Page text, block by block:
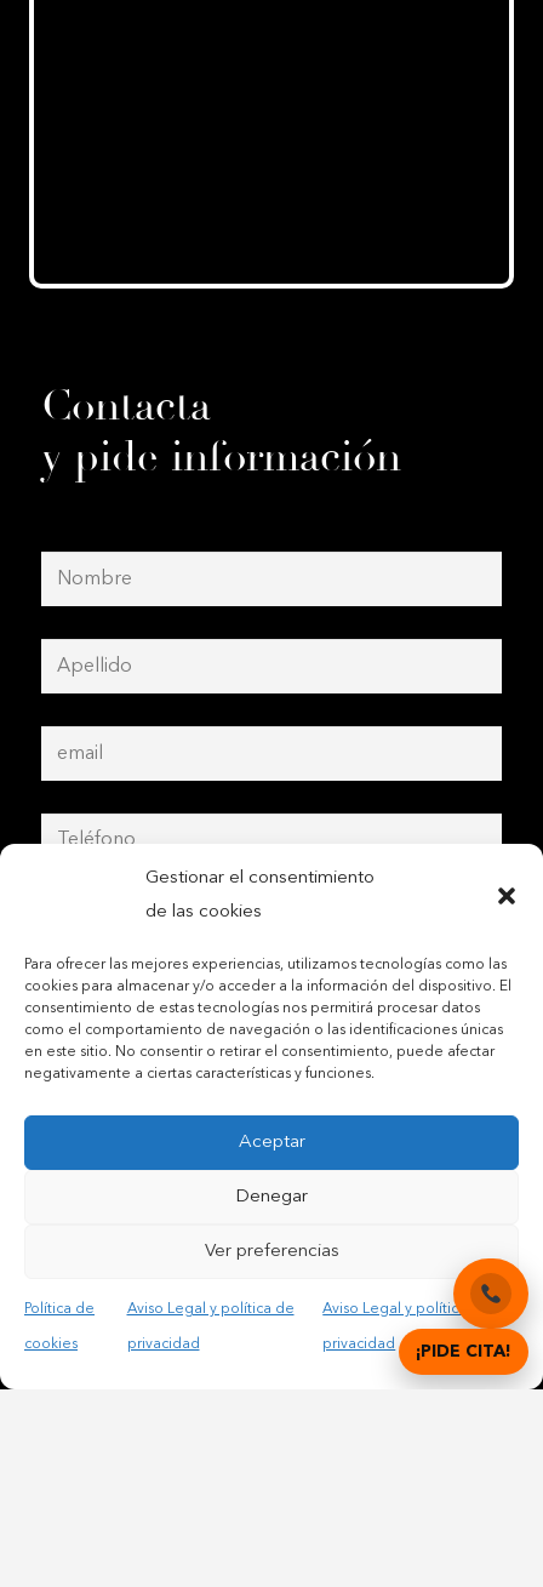
Gestionar el consentimiento
de las cookies
Para ofrecer las mejores experiencias, utilizamos tecnologías como las
cookies para almacenar y/o acceder a la información del dispositivo. El
consentimiento de estas tecnologías nos permitirá procesar datos
como el comportamiento de navegación o las identificaciones únicas
en este sitio. No consentir o retirar el consentimiento, puede afectar
negativamente a ciertas características y funciones.
Aceptar
Denegar
Ver preferencias
Política de
cookies
Aviso Legal y política de
privacidad
Aviso Legal y política de
privacidad
Contacta
y pide información
Acepto las condiciones legales y la política de privacidad
¡PIDE CITA!